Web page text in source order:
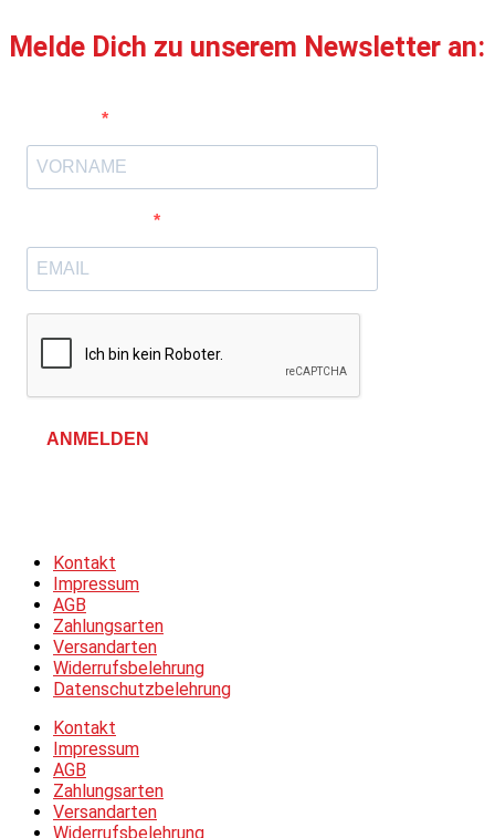
Melde Dich zu unserem Newsletter an:
ANMELDEN
Kontakt
Impressum
AGB
Zahlungsarten
Versandarten
Widerrufsbelehrung
Datenschutzbelehrung
Kontakt
Impressum
AGB
Zahlungsarten
Versandarten
Widerrufsbelehrung